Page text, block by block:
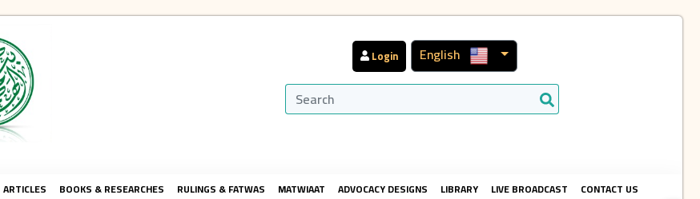
Login English
ARTICLES BOOKS & RESEARCHES RULINGS & FATWAS MATWIAAT ADVOCACY DESIGNS LIBRARY LIVE BROADCAST CONTACT US